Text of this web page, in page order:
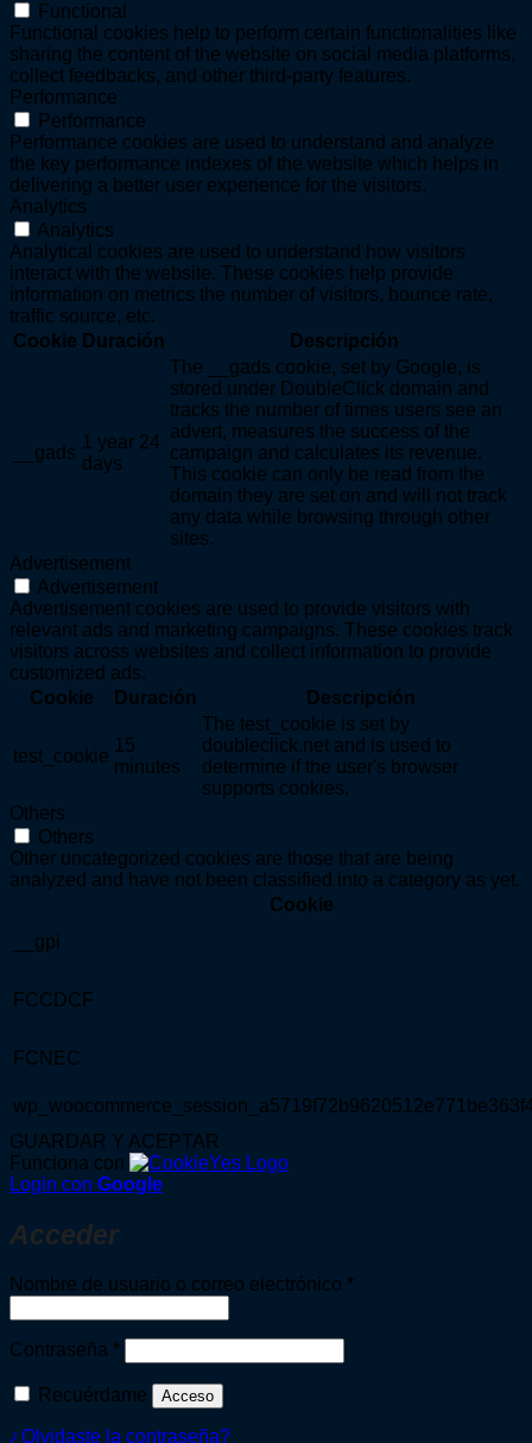
Functional
Functional cookies help to perform certain functionalities like
sharing the content of the website on social media platforms,
collect feedbacks, and other third-party features.
Performance
Performance
Performance cookies are used to understand and analyze
the key performance indexes of the website which helps in
delivering a better user experience for the visitors.
Analytics
Analytics
Analytical cookies are used to understand how visitors
interact with the website. These cookies help provide
information on metrics the number of visitors, bounce rate,
traffic source, etc.
Cookie Duración Descripción
__gads
1 year 24
days
The __gads cookie, set by Google, is
stored under DoubleClick domain and
tracks the number of times users see an
advert, measures the success of the
campaign and calculates its revenue.
This cookie can only be read from the
domain they are set on and will not track
any data while browsing through other
sites.
Advertisement
Advertisement
Advertisement cookies are used to provide visitors with
relevant ads and marketing campaigns. These cookies track
visitors across websites and collect information to provide
customized ads.
Cookie
Duración Descripción
test_cookie
15
minutes
The test_cookie is set by
doubleclick.net and is used to
determine if the user's browser
supports cookies.
Others
Others
Other uncategorized cookies are those that are being
analyzed and have not been classified into a category as yet.
Cookie
__gpi
FCCDCF
FCNEC
GUARDAR Y ACEPTAR
Funciona con
Login con Google
Acceder
Nombre de usuario o correo electrónico *Obligatorio
Contraseña *Obligatorio
Recuérdame Acceso
¿Olvidaste la contraseña?